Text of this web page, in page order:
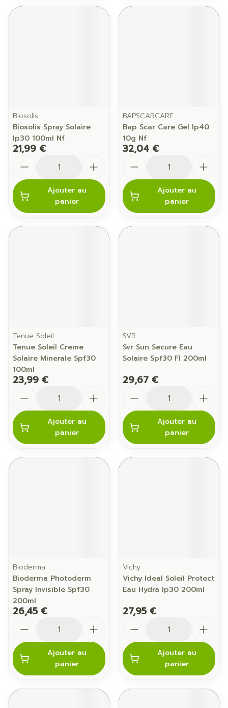
Biosolis
Biosolis Spray Solaire
Ip30 100ml Nf
21,99 €
Ajouter au
panier
BAPSCARCARE
Bap Scar Care Gel Ip40
10g Nf
32,04 €
Ajouter au
panier
Tenue Soleil
Tenue Soleil Creme
Solaire Minerale Spf30
100ml
23,99 €
Ajouter au
panier
SVR
Svr Sun Secure Eau
Solaire Spf30 Fl 200ml
29,67 €
Ajouter au
panier
Bioderma
Bioderma Photoderm
Spray Invisible Spf30
200ml
26,45 €
Ajouter au
panier
Vichy
Vichy Ideal Soleil Protect
Eau Hydra Ip30 200ml
27,95 €
Ajouter au
panier